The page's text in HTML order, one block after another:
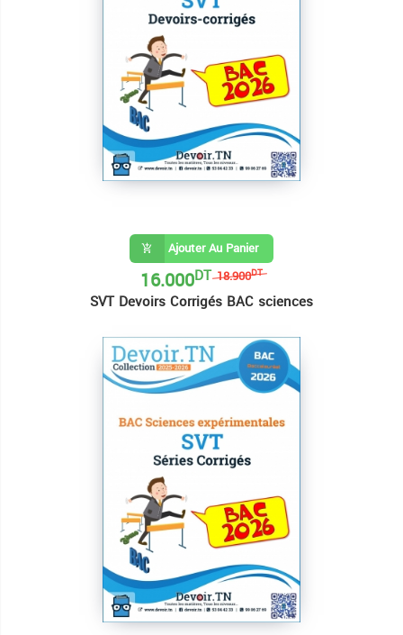
Ajouter Au Panier
18.900DT
16.000DT
SVT Devoirs Corrigés BAC sciences